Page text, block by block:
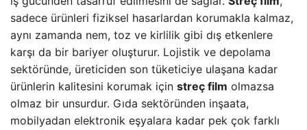
sadece ürünleri fiziksel hasarlardan korumakla kalmaz,
aynı zamanda nem, toz ve kirlilik gibi dış etkenlere
karşı da bir bariyer oluşturur. Lojistik ve depolama
sektöründe, üreticiden son tüketiciye ulaşana kadar
ürünlerin kalitesini korumak için streç film olmazsa
olmaz bir unsurdur. Gıda sektöründen inşaata,
mobilyadan elektronik eşyalara kadar pek çok farklı